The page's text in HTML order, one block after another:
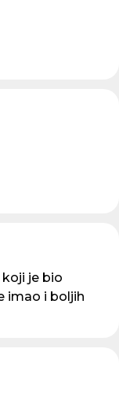
je bio
imao i boljih